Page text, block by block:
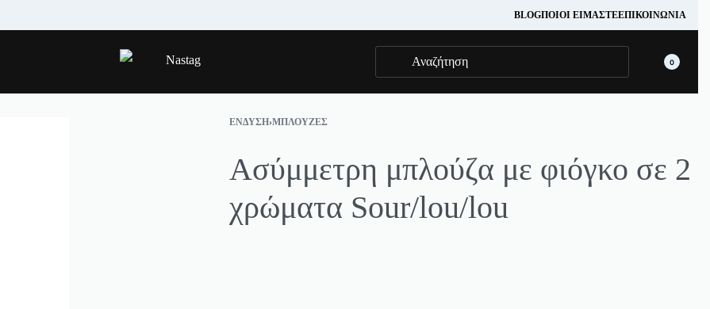
BLOGΠΟΙΟΊ ΕΊΜΑΣΤΕΕΠΙΚΟΙΝΩΝΊΑ
0
ΈΝΔΥΣΗ›ΜΠΛΟΎΖΕΣ
Ασύμμετρη μπλούζα με φιόγκο σε 2
χρώματα Sour/lou/lou